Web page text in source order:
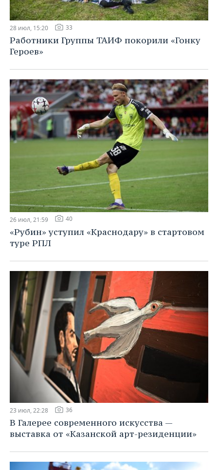
28 июл, 15:20 33
Работники Группы ТАИФ покорили «Гонку
Героев»
26 июл, 21:59 40
«Рубин» уступил «Краснодару» в стартовом
туре РПЛ
23 июл, 22:28 36
В Галерее современного искусства —
выставка от «Казанской арт-резиденции»